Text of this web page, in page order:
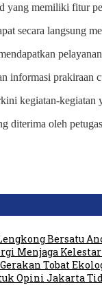
yang memiliki fitur
secara langsung
informasi prakiraan
kegiatan-kegiatan
diterima oleh
Bersatu
Menjaga
Tobat
Opini Jakarta